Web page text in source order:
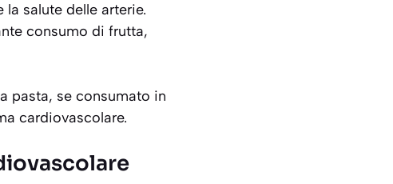
la salute delle arterie.
consumo di frutta,
pasta, se consumato in
cardiovascolare.